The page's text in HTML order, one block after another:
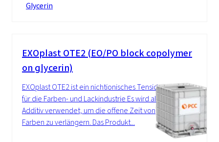
Glycerin
EXOplast OTE2 (EO/PO block copolymer
on glycerin)
EXOplast OTE2 ist ein nichtionisches Tensid
für die Farben- und Lackindustrie Es wird als
Additiv verwendet, um die offene Zeit von
Farben zu verlängern. Das Produkt...